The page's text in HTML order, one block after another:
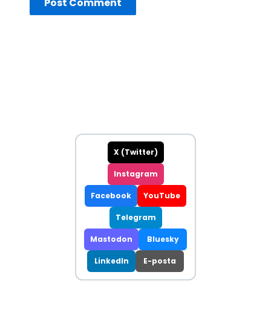
X (Twitter)
Instagram
Facebook YouTube
Telegram
Mastodon Bluesky
LinkedIn E-posta